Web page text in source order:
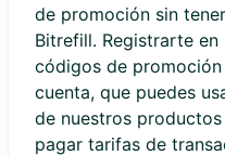
de promoción sin
Bitrefill. Registrarte
códigos de
cuenta, que puedes
de nuestros
pagar tarifas de